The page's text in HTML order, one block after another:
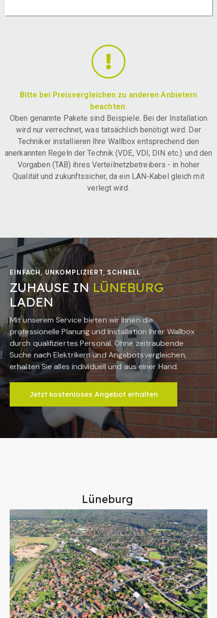
Bitte bei Preisvergleichen zu anderen Anbietern
beachten:
Oben genannte Pakete sind Beispiele. Bei der Installation
wird nur verrechnet, was tatsächlich benötigt wird. Der
Techniker installieren Ihre Wallbox entsprechend den
anerkannten Regeln der Technik (VDE, VDI, DIN etc.) und den
Vorgaben (TAB) ihres Verteilnetzbetreibers - in hoher
Qualität und zukunftssicher, da ein LAN-Kabel gleich mit
verlegt wird.
EINFACH, UNKOMPLIZIERT, SCHNELL
ZUHAUSE INLÜNEBURG
LADEN
Mit unserem Service bieten wir Ihnen die
professionelle Planung und Installation Ihrer Wallbox
durch qualifiziertes Personal. Ohne zeitraubende
Suche nach Elektrikern und Angebotsvergleichen,
erhalten Sie alles individuell und aus einer Hand.
Jetzt kostenloses Angebot erhalten
Lüneburg